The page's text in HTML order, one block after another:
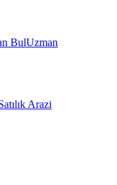
BulUzman
Arazi